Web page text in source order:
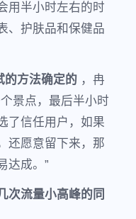
用半小时左右的时
、护肤品和保健品
的方法确定的，冉
景点，最后半小时
了信任用户，如果
还愿意留下来，那
达成。”
次流量小高峰的同